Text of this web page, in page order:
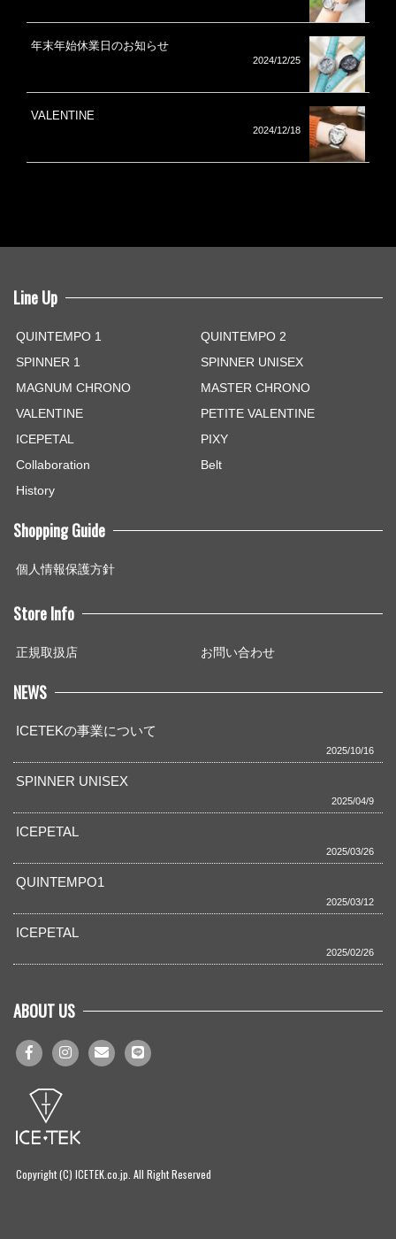
年末年始休業日のお知らせ
2024/12/25
VALENTINE
2024/12/18
Line Up
QUINTEMPO 1
QUINTEMPO 2
SPINNER 1
SPINNER UNISEX
MAGNUM CHRONO
MASTER CHRONO
VALENTINE
PETITE VALENTINE
ICEPETAL
PIXY
Collaboration
Belt
History
Shopping Guide
個人情報保護方針
Store Info
正規取扱店 お問い合わせ
NEWS
ICETEKの事業について
2025/10/16
SPINNER UNISEX
2025/04/9
ICEPETAL
2025/03/26
QUINTEMPO1
2025/03/12
ICEPETAL
2025/02/26
ABOUT US
Copyright (C) ICETEK.co.jp. All Right Reserved